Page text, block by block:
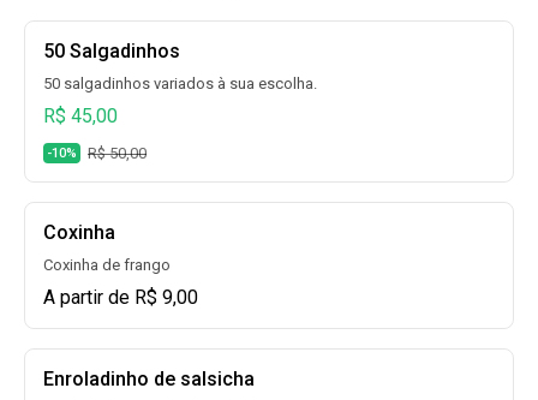
50 Salgadinhos
50 salgadinhos variados à sua escolha.
R$ 45,00
-10% R$ 50,00
Coxinha
Coxinha de frango
A partir de R$ 9,00
Enroladinho de salsicha